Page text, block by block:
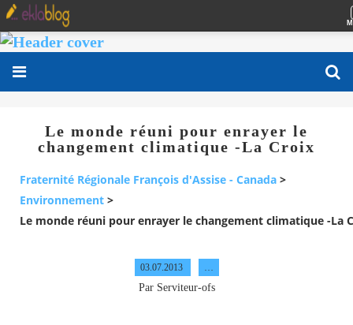
Le monde réuni pour enrayer le
changement climatique -La Croix
Fraternité Régionale François d'Assise - Canada >
Environnement >
Le monde réuni pour enrayer le changement climatique -La
03.07.2013
Par Serviteur-ofs